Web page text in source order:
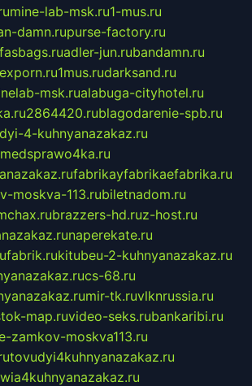
mine-lab-msk.ru1-mus.ru
damn.rupurse-factory.ru
fasbags.ruadler-jun.rubandamn.ru
1mus.rudarksand.ru
msk.rualabuga-cityhotel.ru
2864420.rublagodarenie-spb.ru
4-kuhnyanazakaz.ru
medsprawo4ka.ru
fabrikayfabrikaefabrika.ru
moskva-113.rubiletnadom.ru
brazzers-hd.ruz-host.ru
naperekate.ru
kitubeu-2-kuhnyanazakaz.ru
cs-68.ru
mir-tk.ruvlknrussia.ru
map.ruvideo-seks.rubankaribi.ru
zamkov-moskva113.ru
tovudyi4kuhnyanazakaz.ru